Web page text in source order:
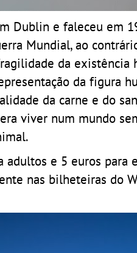
Dublin e faleceu em
Mundial, ao
da
da figura
da carne e do
viver num mundo
e 5 euros para
nas bilheteiras do